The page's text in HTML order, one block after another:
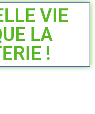
VIE
LA
!